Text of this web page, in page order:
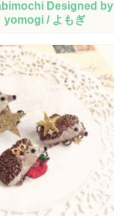
Designed by
yomogi / よもぎ